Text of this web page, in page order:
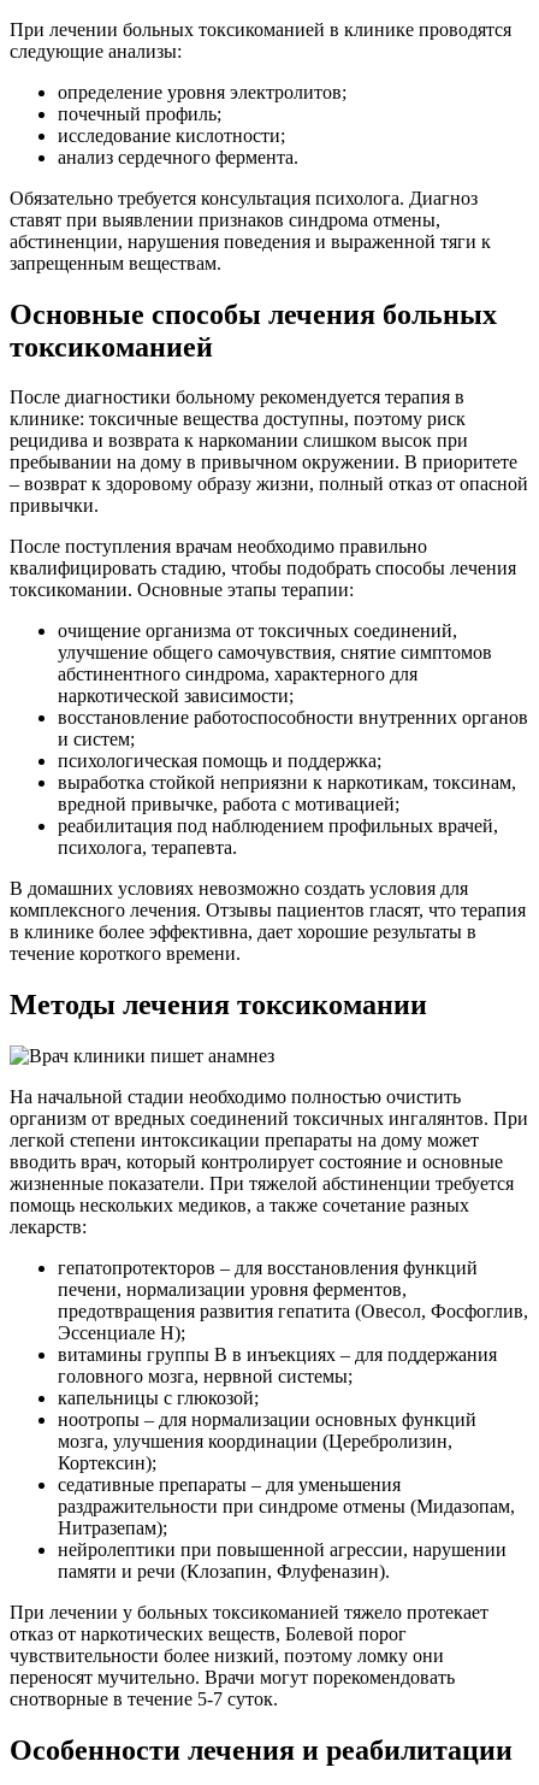
При лечении больных токсикоманией в клинике проводятся
следующие анализы:
определение уровня электролитов;
почечный профиль;
исследование кислотности;
анализ сердечного фермента.
Обязательно требуется консультация психолога. Диагноз
ставят при выявлении признаков синдрома отмены,
абстиненции, нарушения поведения и выраженной тяги к
запрещенным веществам.
Основные способы лечения больных
токсикоманией
После диагностики больному рекомендуется терапия в
клинике: токсичные вещества доступны, поэтому риск
рецидива и возврата к наркомании слишком высок при
пребывании на дому в привычном окружении. В приоритете
– возврат к здоровому образу жизни, полный отказ от опасной
привычки.
После поступления врачам необходимо правильно
квалифицировать стадию, чтобы подобрать способы лечения
токсикомании. Основные этапы терапии:
очищение организма от токсичных соединений,
улучшение общего самочувствия, снятие симптомов
абстинентного синдрома, характерного для
наркотической зависимости;
восстановление работоспособности внутренних органов
и систем;
психологическая помощь и поддержка;
выработка стойкой неприязни к наркотикам, токсинам,
вредной привычке, работа с мотивацией;
реабилитация под наблюдением профильных врачей,
психолога, терапевта.
В домашних условиях невозможно создать условия для
комплексного лечения. Отзывы пациентов гласят, что терапия
в клинике более эффективна, дает хорошие результаты в
течение короткого времени.
Методы лечения токсикомании
На начальной стадии необходимо полностью очистить
организм от вредных соединений токсичных ингалянтов. При
легкой степени интоксикации препараты на дому может
вводить врач, который контролирует состояние и основные
жизненные показатели. При тяжелой абстиненции требуется
помощь нескольких медиков, а также сочетание разных
лекарств:
гепатопротекторов – для восстановления функций
печени, нормализации уровня ферментов,
предотвращения развития гепатита (Овесол, Фосфоглив,
Эссенциале Н);
витамины группы В в инъекциях – для поддержания
головного мозга, нервной системы;
капельницы с глюкозой;
ноотропы – для нормализации основных функций
мозга, улучшения координации (Церебролизин,
Кортексин);
седативные препараты – для уменьшения
раздражительности при синдроме отмены (Мидазопам,
Нитразепам);
нейролептики при повышенной агрессии, нарушении
памяти и речи (Клозапин, Флуфеназин).
При лечении у больных токсикоманией тяжело протекает
отказ от наркотических веществ, Болевой порог
чувствительности более низкий, поэтому ломку они
переносят мучительно. Врачи могут порекомендовать
снотворные в течение 5-7 суток.
Особенности лечения и реабилитации